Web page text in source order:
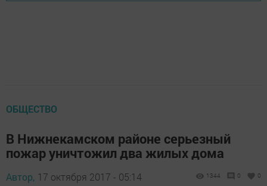
ОБЩЕСТВО
В Нижнекамском районе серьезный
пожар уничтожил два жилых дома
Автор, 17 октября 2017 - 05:14 1344 0 0